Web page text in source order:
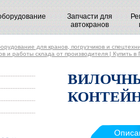
Запчасти для
автокранов
для кранов, погрузчиков и
и работы склада от производителя | Купить в